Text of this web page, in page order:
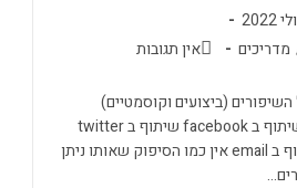
מדריכים אין תגובות
(ביצועים וקוסמטיים)
הפופולריים ביותר לרכב שיתוף ב facebook שיתוף ב twitter
שיתוף ב whatsapp שיתוף ב email אין כמו הסיפוק שאותו ניתן